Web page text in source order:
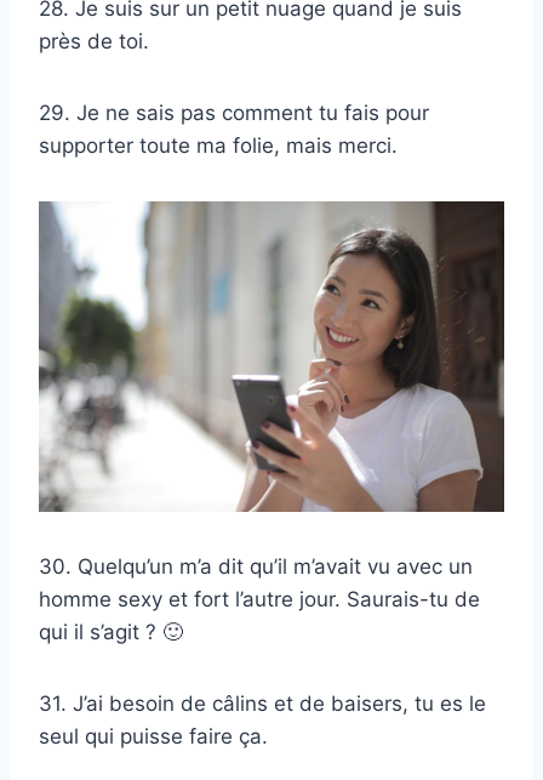
28. Je suis sur un petit nuage quand je suis
près de toi.
29. Je ne sais pas comment tu fais pour
supporter toute ma folie, mais merci.
30. Quelqu’un m’a dit qu’il m’avait vu avec un
homme sexy et fort l’autre jour. Saurais-tu de
qui il s’agit ? 🙂
31. J’ai besoin de câlins et de baisers, tu es le
seul qui puisse faire ça.